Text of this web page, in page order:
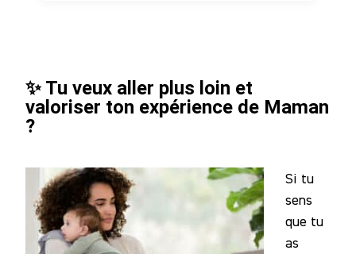
✨ Tu veux aller plus loin et
valoriser ton expérience de Maman
?
Si tu
sens
que tu
as